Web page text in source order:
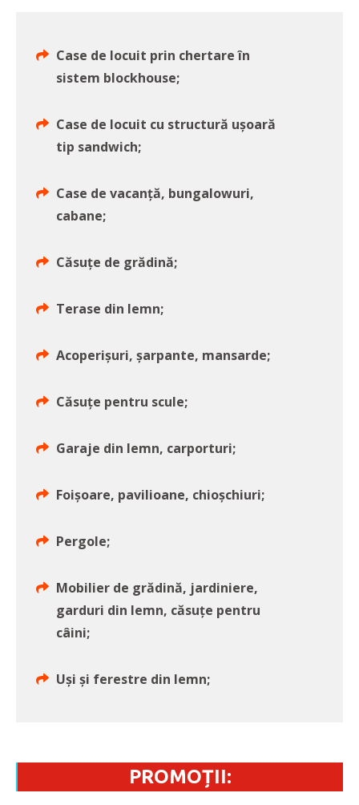
Case de locuit prin chertare în
sistem blockhouse;
Case de locuit cu structură ușoară
tip sandwich;
Case de vacanță, bungalowuri,
cabane;
Căsuțe de grădină;
Terase din lemn;
Acoperișuri, șarpante, mansarde;
Căsuțe pentru scule;
Garaje din lemn, carporturi;
Foișoare, pavilioane, chioșchiuri;
Pergole;
Mobilier de grădină, jardiniere,
garduri din lemn, căsuțe pentru
câini;
Uși și ferestre din lemn;
PROMOȚII: